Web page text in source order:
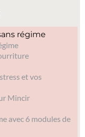
régime
et vos
Mincir
avec 6 modules de